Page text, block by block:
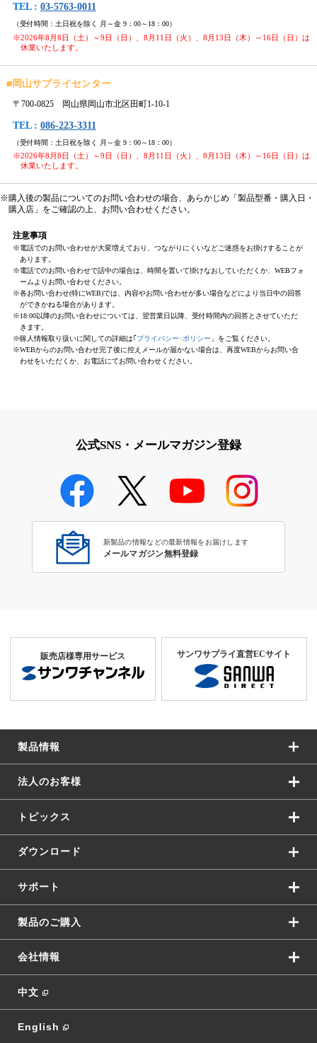
TEL : 03-5763-0011
（受付時間：土日祝を除く 月～金 9：00～18：00）
※2026年8月8日（土）～9日（日）、8月11日（火）、8月13日（木）～16日（日）は
休業いたします。
■岡山サプライセンター
〒700-0825 岡山県岡山市北区田町1-10-1
TEL : 086-223-3311
（受付時間：土日祝を除く 月～金 9：00～18：00）
※2026年8月8日（土）～9日（日）、8月11日（火）、8月13日（木）～16日（日）は
休業いたします。
※購入後の製品についてのお問い合わせの場合、あらかじめ「製品型番・購入日・
購入店」をご確認の上、お問い合わせください。
注意事項
※電話でのお問い合わせが大変増えており、つながりにくいなどご迷惑をお掛けすることが
あります。
※電話でのお問い合わせで話中の場合は、時間を置いて掛けなおしていただくか、WEBフォ
ームよりお問い合わせください。
※各お問い合わせ(特にWEB)では、内容やお問い合わせが多い場合などにより当日中の回答
ができかねる場合があります。
※18:00以降のお問い合わせについては、翌営業日以降、受付時間内の回答とさせていただ
きます。
※個人情報取り扱いに関しての詳細は｢プライバシー･ポリシー 」をご覧ください。
※WEBからのお問い合わせ完了後に控えメールが届かない場合は、再度WEBからお問い合
わせをいただくか、お電話にてお問い合わせください。
公式SNS・メールマガジン登録
新製品の情報などの最新情報をお届けします
メールマガジン無料登録
販売店様専用サービス サンワサプライ直営ECサイト
製品情報
法人のお客様
トピックス
ダウンロード
サポート
製品のご購入
会社情報
中文
English